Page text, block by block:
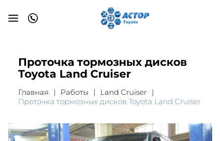
Проточка тормозных дисков
Toyota Land Cruiser
Главная Работы
Land Cruiser
Проточка тормозных дисков Toyota Land Cruiser